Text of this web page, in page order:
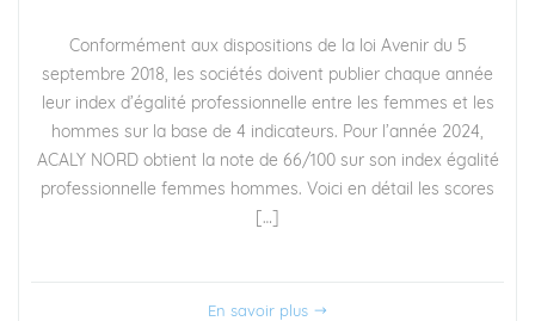
Conformément aux dispositions de la loi Avenir du 5
septembre 2018, les sociétés doivent publier chaque année
leur index d’égalité professionnelle entre les femmes et les
hommes sur la base de 4 indicateurs. Pour l’année 2024,
ACALY NORD obtient la note de 66/100 sur son index égalité
professionnelle femmes hommes. Voici en détail les scores
[…]
En savoir plus